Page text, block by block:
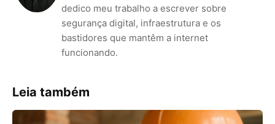
dedico meu trabalho a escrever sobre
segurança digital, infraestrutura e os
bastidores que mantêm a internet
funcionando.
Leia também